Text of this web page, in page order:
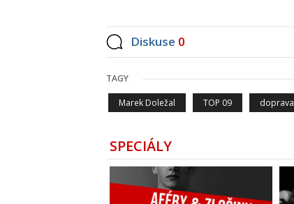
Diskuse 0
TAGY
Marek Doležal TOP 09 doprava
SPECIÁLY